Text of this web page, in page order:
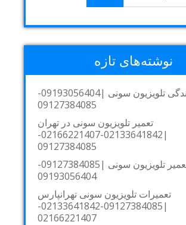
نوشته‌های تازه
نمایندگی تلویزیون سونی |09193056404-
09127384085
تعمیر تلویزیون سونی در تهران
|02133641842-02166221407-
09127384085
تعمیر تلویزیون سونی |09127384085-
09193056404
تعمیرات تلویزیون سونی تهرانپارس
|09127384085-02133641842-
02166221407